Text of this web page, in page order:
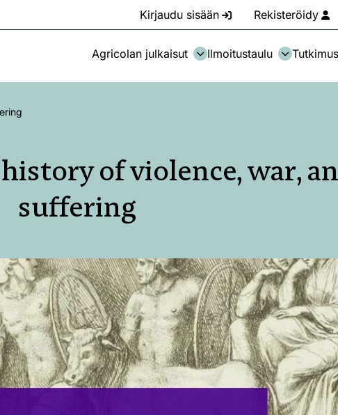
Kirjaudu sisään Rekisteröidy
Agricolan julkaisut Ilmoitustaulu Tutkimus
of violence, war,
suffering